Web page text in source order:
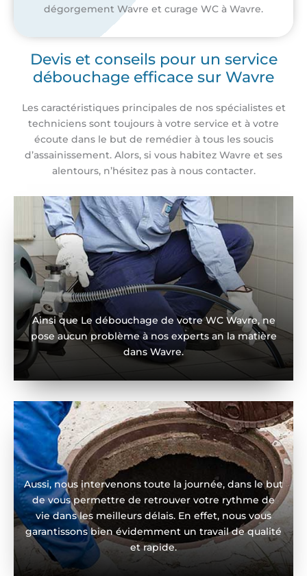
dégorgement Wavre et curage WC à Wavre.
Devis et conseils pour un service
débouchage efficace sur Wavre
Les caractéristiques principales de nos spécialistes et
techniciens sont toujours à votre service et à votre
écoute dans le but de remédier à tous les soucis
d’assainissement. Alors, si vous habitez Wavre et ses
alentours, n’hésitez pas à nous contacter.
Ainsi que Le débouchage de votre WC Wavre, ne
pose aucun problème à nos experts an la matière
dans Wavre.
Aussi, nous intervenons toute la journée, dans le but
de vous permettre de retrouver votre rythme de
vie dans les meilleurs délais. En effet, nous vous
garantissons bien évidemment un travail de qualité
et rapide.